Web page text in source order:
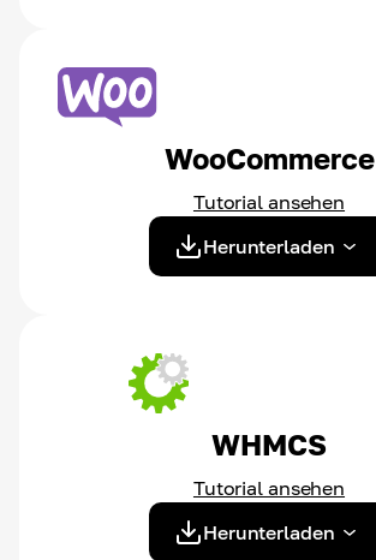
WooCommerce
Tutorial ansehen
Herunterladen
WHMCS
Tutorial ansehen
Herunterladen